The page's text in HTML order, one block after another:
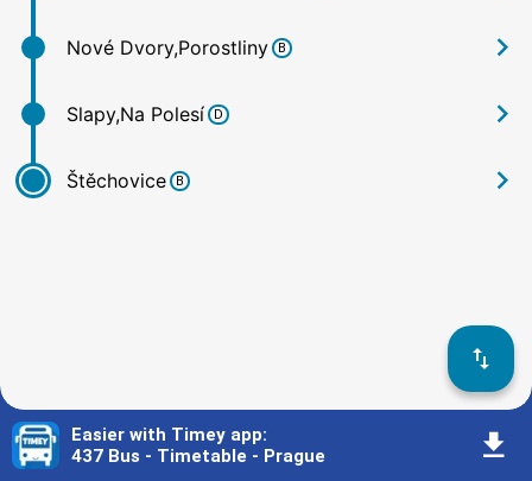
Nové Dvory,Porostliny B 󰅂
Slapy,Na Polesí D 󰅂
Štěchovice B 󰅂
󰓢
Easier with Timey app:
437 Bus - Timetable - Prague
󰇚